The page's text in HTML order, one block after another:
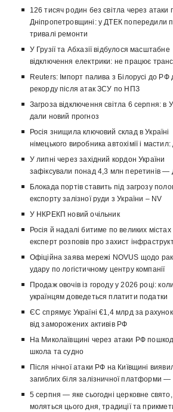
126 тисяч родин без світла через атаки
Дніпропетровщині: у ДТЕК попередили
тривалі ремонти
У Грузії та Абхазії відбулося масштабне
відключення електрики: не працює
Reuters: Імпорт палива з Білорусі до РФ
рекорду після атак ЗСУ по НПЗ
Загроза відключення світла 6 серпня: в
дали новий прогноз
Росія знищила ключовий склад в Україні
німецького виробника автохімії і мастил:
У липні через західний кордон України
зафіксували понад 4,3 млн перетинів
Блокада портів ставить під загрозу
експорту залізної руди з України – NV
У НКРЕКП новий очільник
Росія й надалі битиме по великих містах
експерт розповів про захист
Офіційна заява мережі NOVUS щодо
удару по логістичному центру компанії
Продаж овочів із городу у 2026 році: коли
українцям доведеться платити податки
ЄС спрямує Україні €1,4 млрд за рахунок
від заморожених активів РФ
На Миколаївщині через атаки РФ
школа та судно
Після нічної атаки РФ на Київщині
загиблих біля залізничної платформи
5 серпня — яке сьогодні церковне
моляться цього дня, традиції та